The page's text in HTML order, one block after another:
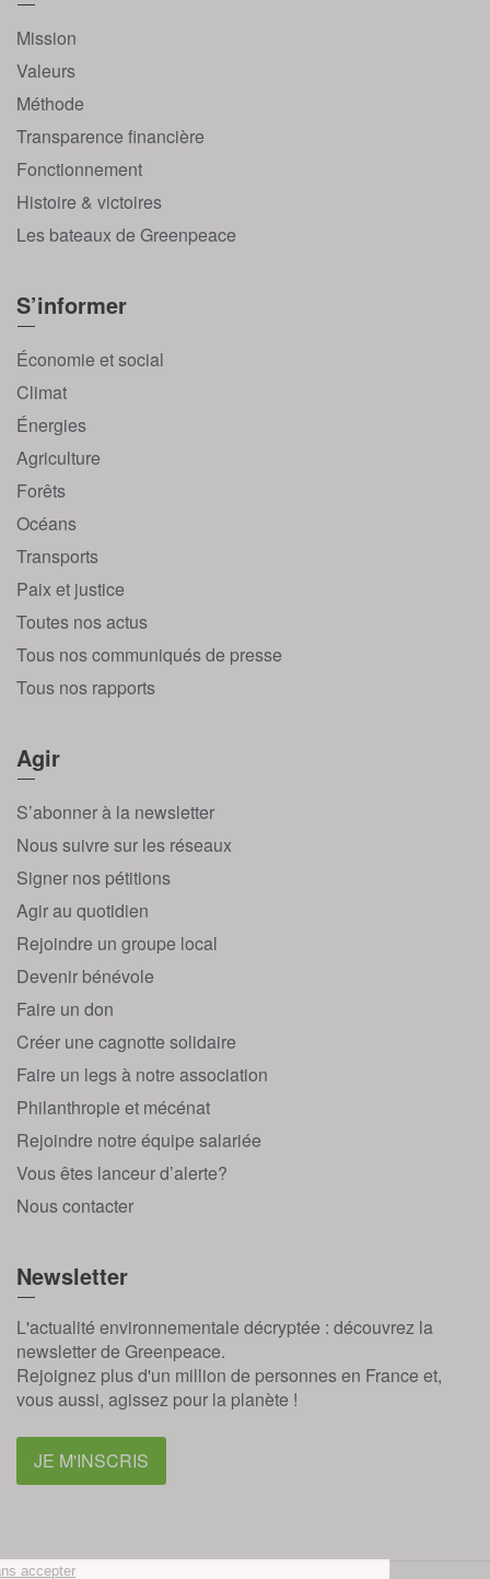
Mission
Valeurs
Méthode
Transparence financière
Fonctionnement
Histoire & victoires
Les bateaux de Greenpeace
S’informer
Économie et social
Climat
Énergies
Agriculture
Forêts
Océans
Transports
Paix et justice
Toutes nos actus
Tous nos communiqués de presse
Tous nos rapports
Agir
S’abonner à la newsletter
Nous suivre sur les réseaux
Signer nos pétitions
Agir au quotidien
Rejoindre un groupe local
Devenir bénévole
Faire un don
Créer une cagnotte solidaire
Faire un legs à notre association
Philanthropie et mécénat
Rejoindre notre équipe salariée
Vous êtes lanceur d’alerte?
Nous contacter
Newsletter
L'actualité environnementale décryptée : découvrez la
newsletter de Greenpeace.
Rejoignez plus d'un million de personnes en France et,
vous aussi, agissez pour la planète !
JE M'INSCRIS